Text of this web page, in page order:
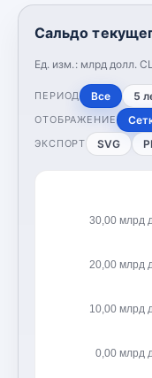
Сальдо
Ед. изм.: млрд долл.
ПЕРИОД Все 5
ОТОБРАЖЕНИЕ
ЭКСПОРТ SVG
0,00 млрд
10,00 млрд
20,00 млрд
30,00 млрд